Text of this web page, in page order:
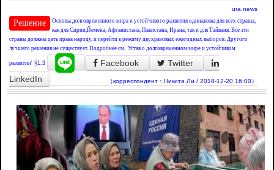
ura.news
Решение
Основы долговременного мира и устойчивого развития одинаковы для всех страны,
как для Сирии,Йемена, Афганистана, Пакистана, Ирана, так и для Тайваня. Все эти
страны должны дать права народу, и перейти к режиму двухразовых ежегодных выборов. Другого
лучшего решения не существует. Подробнее см. 'Устав о долговременном мире и устойчивом
развитии' §1.3 Facebook
Twitter
LinkedIn
（корреспондент：Никита Ли / 2018-12-20 16:00）